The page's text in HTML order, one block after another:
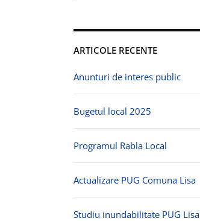
ARTICOLE RECENTE
Anunturi de interes public
Bugetul local 2025
Programul Rabla Local
Actualizare PUG Comuna Lisa
Studiu inundabilitate PUG Lisa